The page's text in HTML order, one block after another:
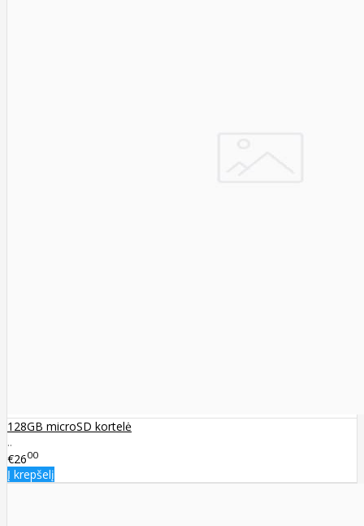
128GB microSD kortelė
..
€2600
Į krepšelį